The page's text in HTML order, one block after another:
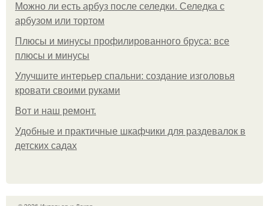
Можно ли есть арбуз после селедки. Селедка с
арбузом или тортом
Плюсы и минусы профилированного бруса: все
плюсы и минусы
Улучшите интерьер спальни: создание изголовья
кровати своими руками
Boт и наш ремoнт.
Удобные и практичные шкафчики для раздевалок в
детских садах